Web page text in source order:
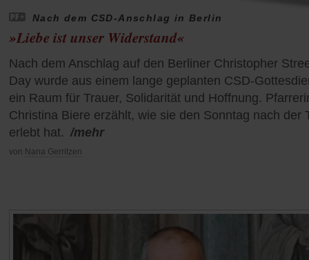
Nach dem CSD-Anschlag in Berlin
»Liebe ist unser Widerstand«
Nach dem Anschlag auf den Berliner Christopher
Day wurde aus einem lange geplanten CSD-
ein Raum für Trauer, Solidarität und Hoffnung.
Christina Biere erzählt, wie sie den Sonntag nach der
erlebt hat. /mehr
von Nana Gerritzen